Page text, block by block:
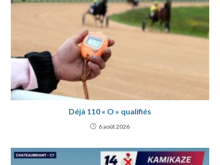
Déjà 110 « O » qualifiés
6 août 2026